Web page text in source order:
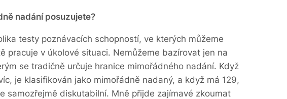
nadání posuzujete?
testy poznávacích schopností, ve kterých můžeme
pracuje v úkolové situaci. Nemůžeme bazírovat jen na
se tradičně určuje hranice mimořádného nadání. Když
je klasifikován jako mimořádně nadaný, a když má 129,
samozřejmě diskutabilní. Mně přijde zajímavé zkoumat